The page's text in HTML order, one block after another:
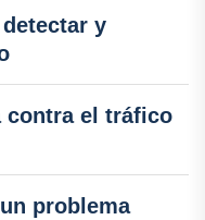
y
contra el tráfico
problema